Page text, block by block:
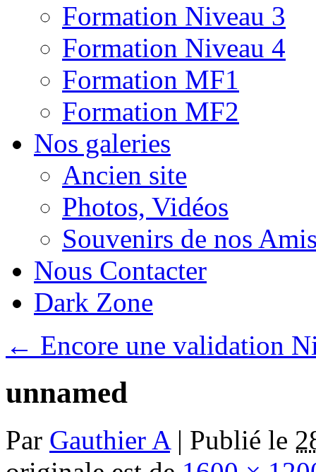
Formation Niveau 3
Formation Niveau 4
Formation MF1
Formation MF2
Nos galeries
Ancien site
Photos, Vidéos
Souvenirs de nos
Nous Contacter
Dark Zone
← Encore une validation
unnamed
Par Gauthier A | Publié le